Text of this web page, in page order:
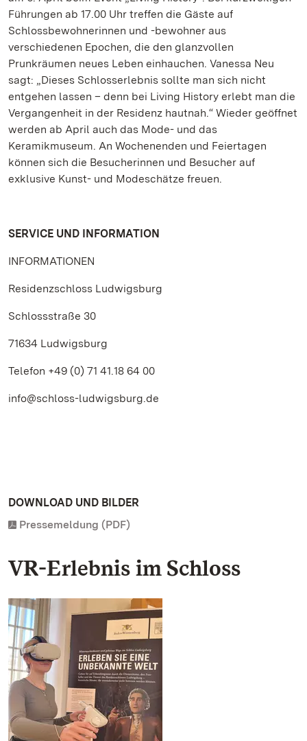
Führungen ab 17.00 Uhr treffen die Gäste auf
Schlossbewohnerinnen und -bewohner aus
verschiedenen Epochen, die den glanzvollen
Prunkräumen neues Leben einhauchen. Vanessa Neu
sagt: „Dieses Schlosserlebnis sollte man sich nicht
entgehen lassen – denn bei Living History erlebt man die
Vergangenheit in der Residenz hautnah.“ Wieder geöffnet
werden ab April auch das Mode- und das
Keramikmuseum. An Wochenenden und Feiertagen
können sich die Besucherinnen und Besucher auf
exklusive Kunst- und Modeschätze freuen.
SERVICE UND INFORMATION
INFORMATIONEN
Residenzschloss Ludwigsburg
Schlossstraße 30
71634 Ludwigsburg
Telefon +49 (0) 71 41.18 64 00
info@schloss-ludwigsburg.de
DOWNLOAD UND BILDER
Pressemeldung (PDF)
VR-Erlebnis im Schloss